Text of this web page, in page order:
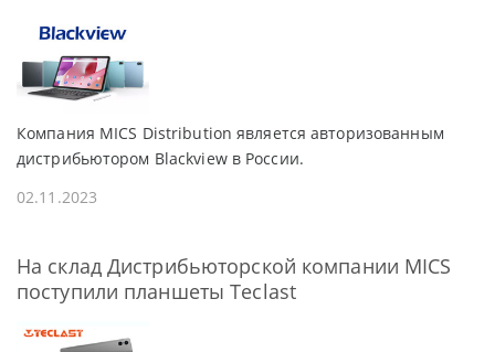
Компания MICS Distribution является авторизованным
дистрибьютором Blackview в России.
02.11.2023
На склад Дистрибьюторской компании MICS
поступили планшеты Teclast